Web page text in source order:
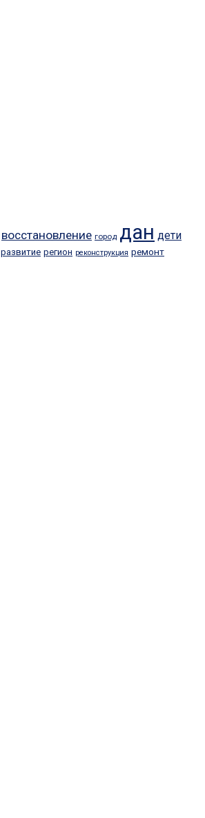
восстановление город дан дети
развитие регион реконструкция ремонт